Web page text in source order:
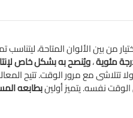
من بين الألوان المتاحة،
،ويُنصح به بشكل خاص
تتلاشى مع مرور الوقت. تتيح
نفسه. يتميز أولينبطابعه